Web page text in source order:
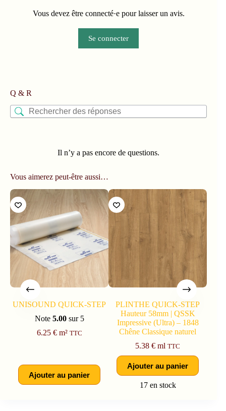
Vous devez être connecté·e pour laisser un avis.
Se connecter
Q & R
Il n’y a pas encore de questions.
Vous aimerez peut-être aussi…
UNISOUND QUICK-STEP
Note 5.00sur 5
6.25 €m² TTC
Ajouter au panier
PLINTHE QUICK-STEP
Hauteur 58mm | QSSK
Impressive (Ultra) – 1848
Chêne Classique naturel
5.38€ mlTTC
Ajouter au panier
17 en stock